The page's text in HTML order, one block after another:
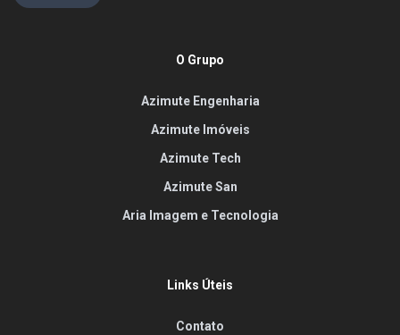
O Grupo
Azimute Engenharia
Azimute Imóveis
Azimute Tech
Azimute San
Aria Imagem e Tecnologia
Links Úteis
Contato